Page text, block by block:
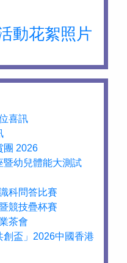
動花絮照片
喜訊
團 2026
暨幼兒體能大測試
科問答比賽
競技疊杯賽
茶會
創盃」2026中國香港